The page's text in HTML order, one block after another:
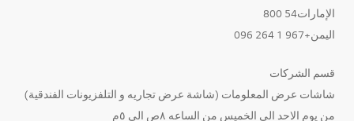
الإمارات54 800
اليمن+967 1 264 096
قسم الشركات
شاشات عرض المعلومات (شاشة عرض تجاريه و التلفزيونات الفندقية)
من يوم الاحد الى الخميس من الساعه ٨ص الى ٥م